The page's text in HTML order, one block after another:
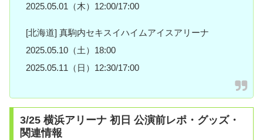
2025.05.01（木）12:00/17:00
[北海道] 真駒内セキスイハイムアイスアリーナ
2025.05.10（土）18:00
2025.05.11（日）12:30/17:00
3/25 横浜アリーナ 初日 公演前レポ・グッズ・
関連情報